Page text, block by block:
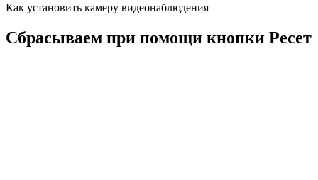
Как установить камеру видеонаблюдения
Сбрасываем при помощи кнопки Ресет